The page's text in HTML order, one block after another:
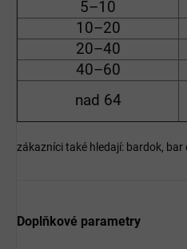
5–10
10–20
20–40
40–60
nad 64
zákazníci také hledají: bardok, bar
Doplňkové parametry